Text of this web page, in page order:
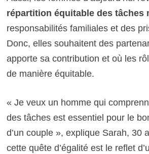
répartition équitable des tâches
responsabilités familiales et des
Donc, elles souhaitent des
apporte sa contribution et où les
de manière équitable.
« Je veux un homme qui
des tâches est essentiel pour le
d’un couple », explique Sarah, 30
cette quête d’égalité est le reflet